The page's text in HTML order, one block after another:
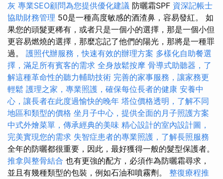
灰 專業SEO顧問為您提供優化建議 防曬霜SPF 資深記帳士
協助財務管理 50是一種高度敏感的酒渣鼻，容易發紅。 如
果您的頭髮更稀有，或者只是一個小的選擇，那是一個小但
更容易燃燒的選擇，那麼忘記了他們的陽光，那將是一種罪
過。 護照代辦服務，快速有效的辦理方案 多樣化自助餐選
擇，滿足所有賓客的需求 全身放鬆按摩 骨導式助聽器，了
解這種革命性的聽力輔助技術 完善的家事服務，讓家務更
輕鬆 護理之家，專業照護，確保每位長者的健康 安養中
心，讓長者在此度過愉快的晚年 塔位價格透明，了解不同
地區和類型的價格 坐月子中心，提供全面的月子照護方案
中式外燴菜單，傳承經典的美味 精心設計的室內設計圖，
完美實現您的需求 失智症患者的專業照護，了解長照服務
全年的防曬都很重要，因此，最好獲得一般的髮型保護者。
推拿與整骨結合 也有更強的配方，必須作為防曬霜尋求，
並且有幾種類型的包裝，例如石油和噴霧劑。 整復療程推